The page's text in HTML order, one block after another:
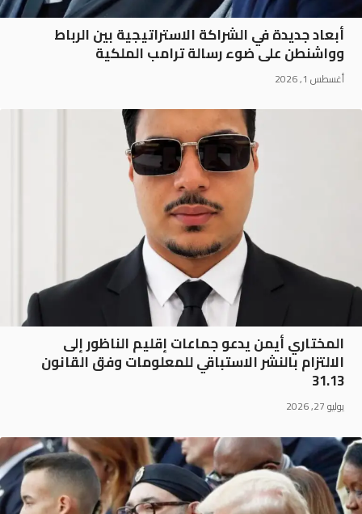
أبعاد جديدة في الشراكة الاستراتيجية بين الرباط
وواشنطن على ضوء رسالة ترامب الملكية
أغسطس 1, 2026
المختاري أيمن يدعو جماعات إقليم الناظور إلى
الالتزام بالنشر الاستباقي للمعلومات وفق القانون
31.13
يوليو 27, 2026